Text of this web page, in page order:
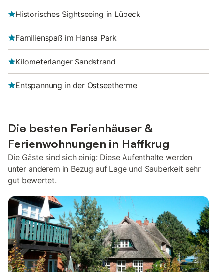
Historisches Sightseeing in Lübeck
Familienspaß im Hansa Park
Kilometerlanger Sandstrand
Entspannung in der Ostseetherme
Die besten Ferienhäuser &
Ferienwohnungen in Haffkrug
Die Gäste sind sich einig: Diese Aufenthalte werden
unter anderem in Bezug auf Lage und Sauberkeit sehr
gut bewertet.